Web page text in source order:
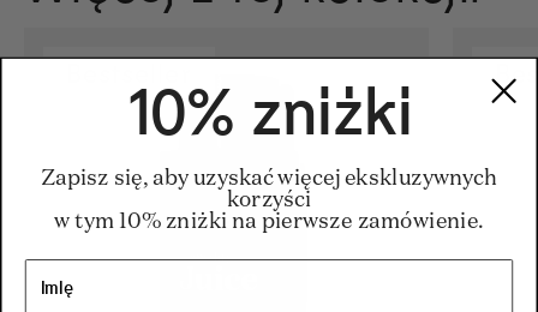
10% zniżki
Zapisz się, aby uzyskać więcej ekskluzywnych
korzyści
w tym 10% zniżki na pierwsze zamówienie.